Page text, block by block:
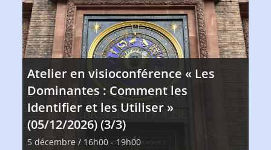
Atelier en visioconférence « Les
Dominantes : Comment les
Identifier et les Utiliser »
(05/12/2026) (3/3)
5 décembre / 16h00 -19h00